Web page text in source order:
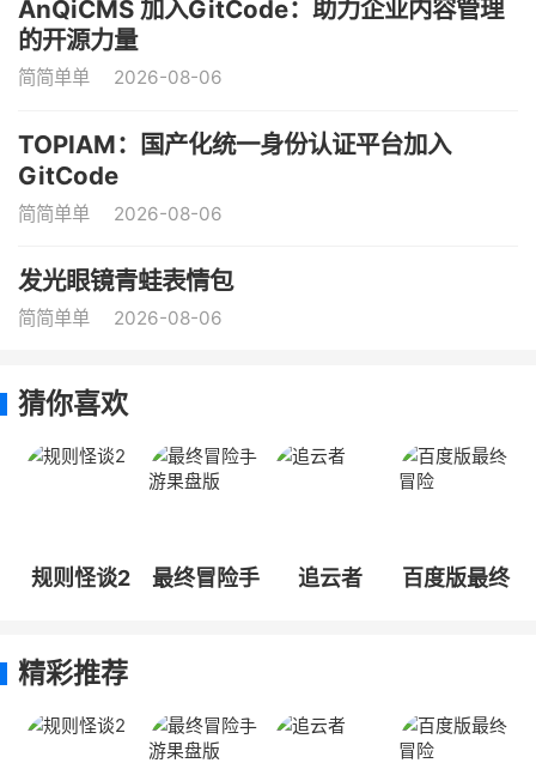
AnQiCMS 加入GitCode：助力企业内容管理
的开源力量
简简单单 2026-08-06
TOPIAM：国产化统一身份认证平台加入
GitCode
简简单单 2026-08-06
发光眼镜青蛙表情包
简简单单 2026-08-06
猜你喜欢
规则怪谈2
最终冒险手
追云者
百度版最终
精彩推荐